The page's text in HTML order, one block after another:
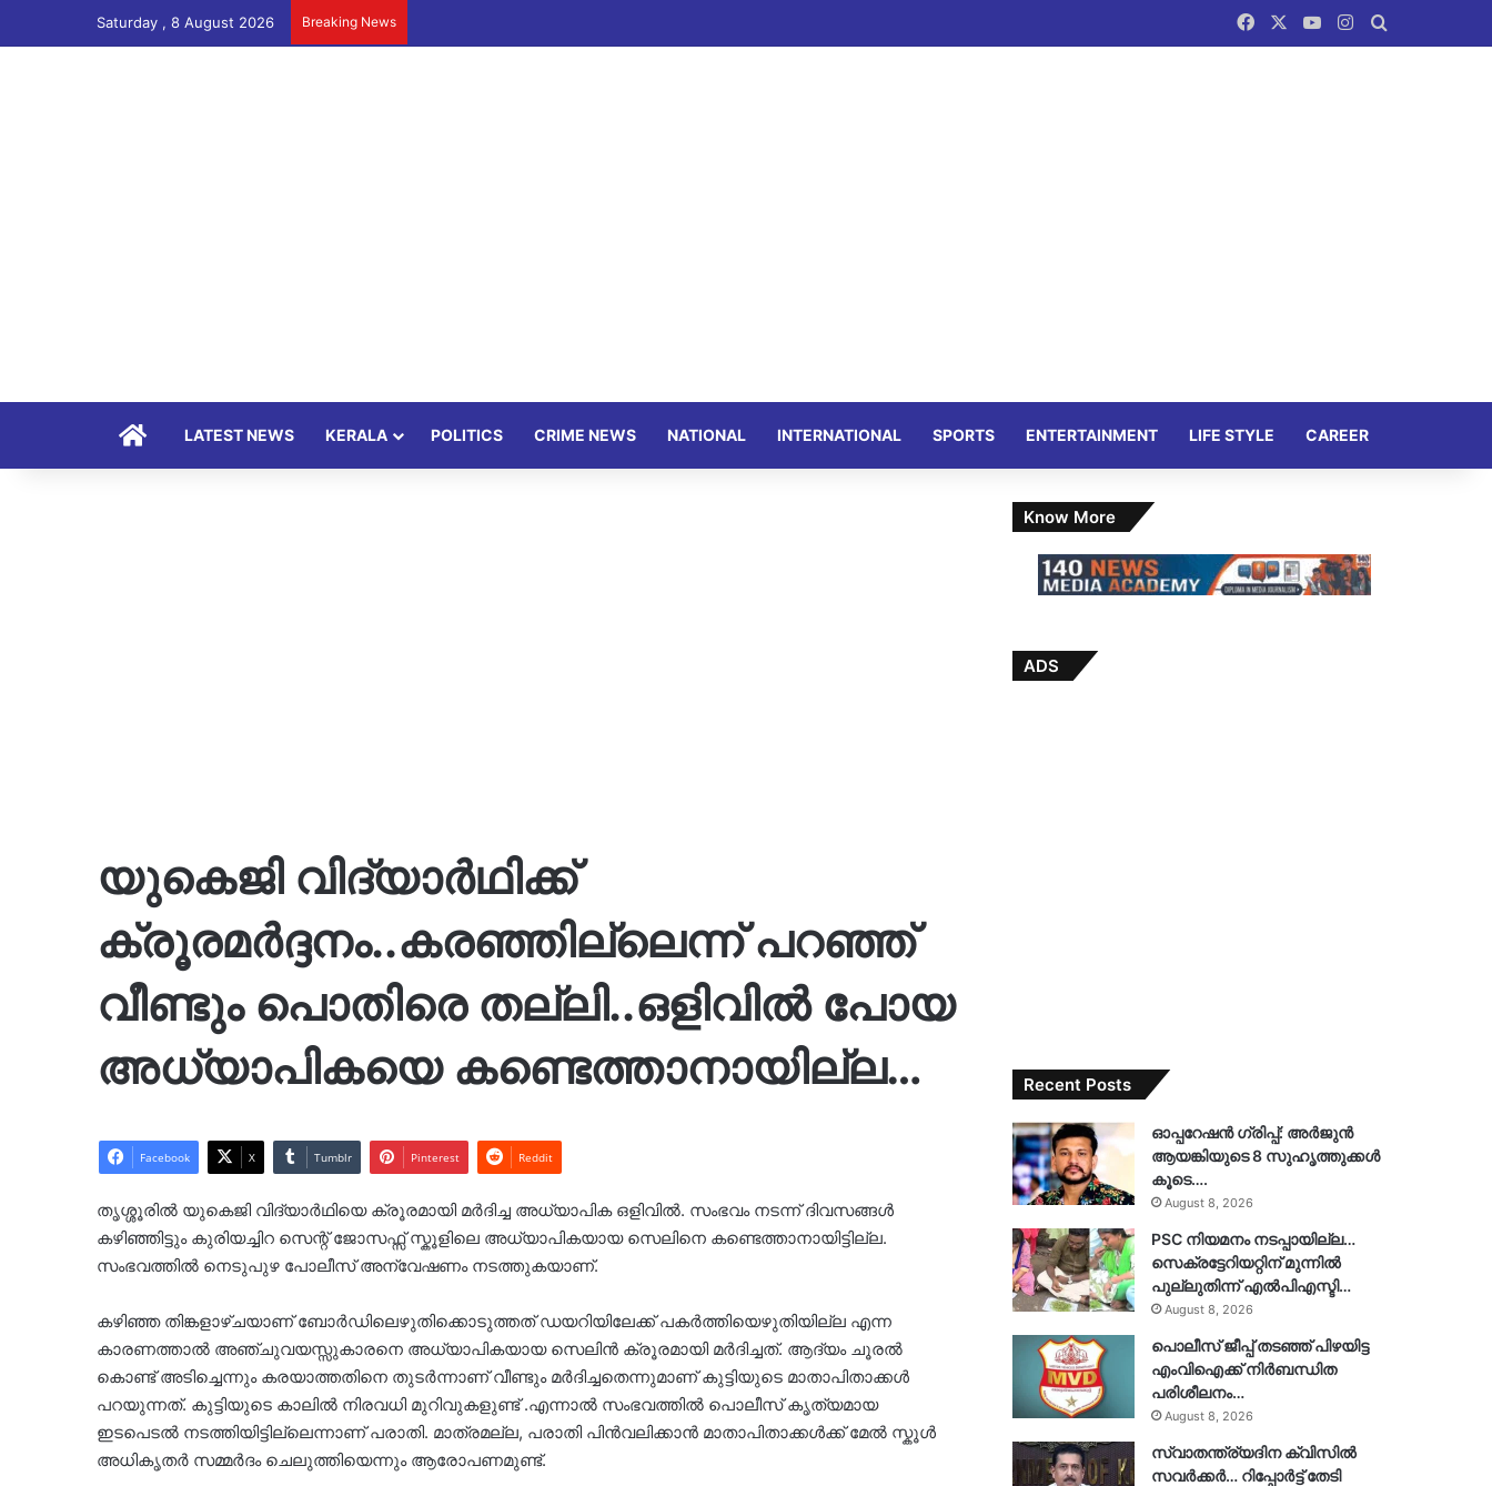
Saturday , 8 August 2026 Breaking News FacebookYouTubeInstagram
HomeLATEST NEWS KERALA POLITICS CRIME NEWS NATIONAL INTERNATIONAL SPORTS ENTERTAINMENT LIFE STYLE CAREER
യുകെജി വിദ്യാർഥിക്ക്
ക്രൂരമർദ്ദനം..കരഞ്ഞില്ലെന്ന് പറഞ്ഞ്
വീണ്ടും പൊതിരെ തല്ലി..ഒളിവിൽ പോയ
അധ്യാപികയെ കണ്ടെത്താനായില്ല…
Facebook X Tumblr Pinterest Reddit
തൃശ്ശൂരിൽ യുകെജി വിദ്യാർഥിയെ ക്രൂരമായി മർദിച്ച അധ്യാപിക ഒളിവിൽ. സംഭവം നടന്ന് ദിവസങ്ങൾ
കഴിഞ്ഞിട്ടും കുരിയച്ചിറ സെന്റ് ജോസഫ്സ് സ്കൂളിലെ അധ്യാപികയായ സെലിനെ കണ്ടെത്താനായിട്ടില്ല.
സംഭവത്തിൽ നെടുപുഴ പോലീസ് അന്വേഷണം നടത്തുകയാണ്.
കഴിഞ്ഞ തിങ്കളാഴ്ചയാണ് ബോർഡിലെഴുതിക്കൊടുത്തത് ഡയറിയിലേക്ക് പകർത്തിയെഴുതിയില്ല എന്ന
കാരണത്താൽ അഞ്ചുവയസ്സുകാരനെ അധ്യാപികയായ സെലിൻ ക്രൂരമായി മർദിച്ചത്. ആദ്യം ചൂരൽ
കൊണ്ട് അടിച്ചെന്നും കരയാത്തതിനെ തുടർന്നാണ് വീണ്ടും മർദിച്ചതെന്നുമാണ് കുട്ടിയുടെ മാതാപിതാക്കൾ
പറയുന്നത്. കുട്ടിയുടെ കാലിൽ നിരവധി മുറിവുകളുണ്ട് .എന്നാൽ സംഭവത്തിൽ പൊലീസ് കൃത്യമായ
ഇടപെടൽ നടത്തിയിട്ടില്ലെന്നാണ് പരാതി. മാത്രമല്ല, പരാതി പിൻവലിക്കാൻ മാതാപിതാക്കൾക്ക് മേൽ സ്കൂൾ
അധികൃതർ സമ്മർദം ചെലുത്തിയെന്നും ആരോപണമുണ്ട്.
Know More
ADS
Recent Posts
ഓപ്പറേഷൻ ഗ്രിപ്പ്: അർജുൻ
ആയങ്കിയുടെ 8 സുഹൃത്തുക്കൾ
കൂടെ….
August 8, 2026
PSC നിയമനം നടപ്പായില്ല…
സെക്രട്ടേറിയറ്റിന് മുന്നിൽ
പുല്ലുതിന്ന് എൽപിഎസ്ടി…
August 8, 2026
പൊലീസ് ജീപ്പ് തടഞ്ഞ് പിഴയിട്ട
എംവിഐക്ക് നിർബന്ധിത
പരിശീലനം…
August 8, 2026
സ്വാതന്ത്ര്യദിന ക്വിസിൽ
സവർക്കർ… റിപ്പോർട്ട് തേടി